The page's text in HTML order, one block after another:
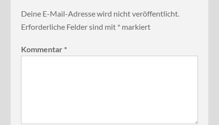
Deine E-Mail-Adresse wird nicht veröffentlicht.
Erforderliche Felder sind mit *markiert
Kommentar *